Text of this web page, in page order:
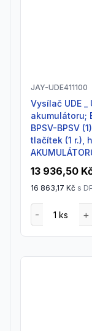
JAY-UDE411100
Vysílač UDE _ UDE411100; 433 MHz; Bez
akumulátoru;
BPSV-BPSV
tlačítek (1 r.),
13 936,50
16 863,17 Kč s